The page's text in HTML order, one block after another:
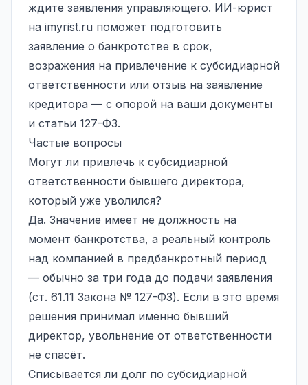
ждите заявления управляющего. ИИ-юрист
на imyrist.ru поможет подготовить
заявление о банкротстве в срок,
возражения на привлечение к субсидиарной
ответственности или отзыв на заявление
кредитора — с опорой на ваши документы
и статьи 127-ФЗ.
Частые вопросы
Могут ли привлечь к субсидиарной
ответственности бывшего директора,
который уже уволился?
Да. Значение имеет не должность на
момент банкротства, а реальный контроль
над компанией в предбанкротный период
— обычно за три года до подачи заявления
(ст. 61.11 Закона № 127-ФЗ). Если в это время
решения принимал именно бывший
директор, увольнение от ответственности
не спасёт.
Списывается ли долг по субсидиарной